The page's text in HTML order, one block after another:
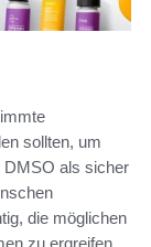
sollten, um
DMSO als sicher
die möglichen